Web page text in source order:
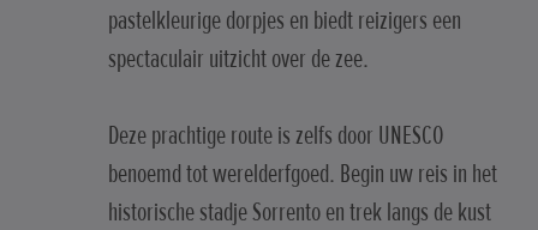
pastelkleurige dorpjes en biedt reizigers een
spectaculair uitzicht over de zee.
Deze prachtige route is zelfs door UNESCO
benoemd tot werelderfgoed. Begin uw reis in het
historische stadje Sorrento en trek langs de kust